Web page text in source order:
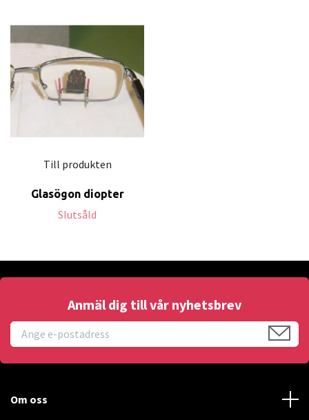
Till produkten
Glasögon diopter
Slutsåld
Anmäl dig till vår nyhetsbrev
Om oss